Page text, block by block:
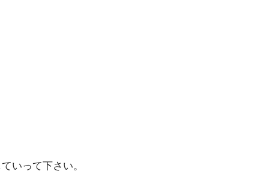
いって下さい。